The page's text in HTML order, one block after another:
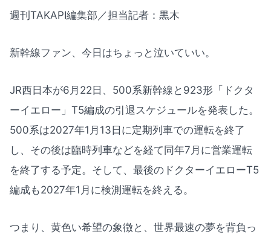
週刊TAKAPI編集部／担当記者：黒木
新幹線ファン、今日はちょっと泣いていい。
JR西日本が6月22日、500系新幹線と923形「ドクタ
ーイエロー」T5編成の引退スケジュールを発表した。
500系は2027年1月13日に定期列車での運転を終了
し、その後は臨時列車などを経て同年7月に営業運転
を終了する予定。そして、最後のドクターイエローT5
編成も2027年1月に検測運転を終える。
つまり、黄色い希望の象徴と、世界最速の夢を背負っ